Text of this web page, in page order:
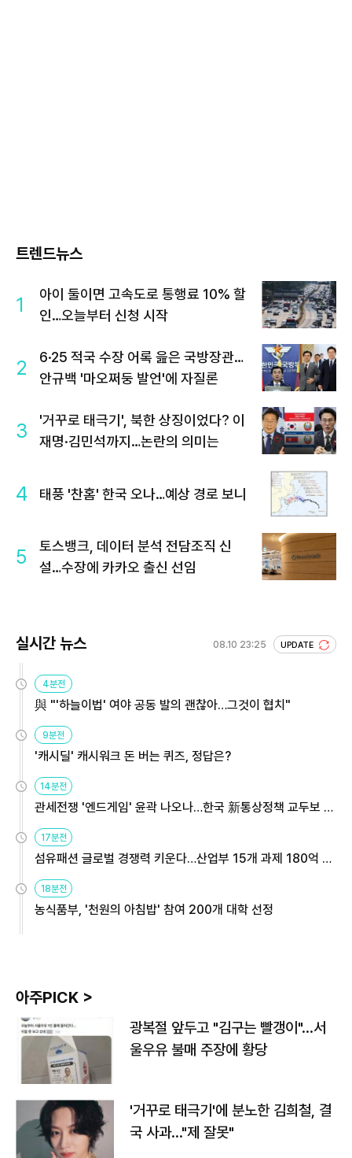
트렌드뉴스
1
아이 둘이면 고속도로 통행료 10% 할
인…오늘부터 신청 시작
2
6·25 적국 수장 어록 읊은 국방장관…
안규백 '마오쩌둥 발언'에 자질론
3
'거꾸로 태극기', 북한 상징이었다? 이
재명·김민석까지…논란의 의미는
4 태풍 '찬홈' 한국 오나…예상 경로 보니
5
토스뱅크, 데이터 분석 전담조직 신
설…수장에 카카오 출신 선임
실시간 뉴스 08.10 23:25 UPDATE
4분전
與 "'하늘이법' 여야 공동 발의 괜찮아…그것이 협치"
9분전
'캐시딜' 캐시워크 돈 버는 퀴즈, 정답은?
14분전
관세전쟁 '엔드게임' 윤곽 나오나…한국 新통상정책 교두보 활
용해야
17분전
섬유패션 글로벌 경쟁력 키운다…산업부 15개 과제 180억 지
원
18분전
농식품부, '천원의 아침밥' 참여 200개 대학 선정
아주PICK >
광복절 앞두고 "김구는 빨갱이"…서
울우유 불매 주장에 황당
'거꾸로 태극기'에 분노한 김희철, 결
국 사과…"제 잘못"